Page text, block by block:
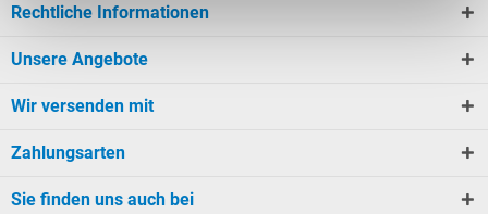
Rechtliche Informationen
Unsere Angebote
Wir versenden mit
Zahlungsarten
Sie finden uns auch bei